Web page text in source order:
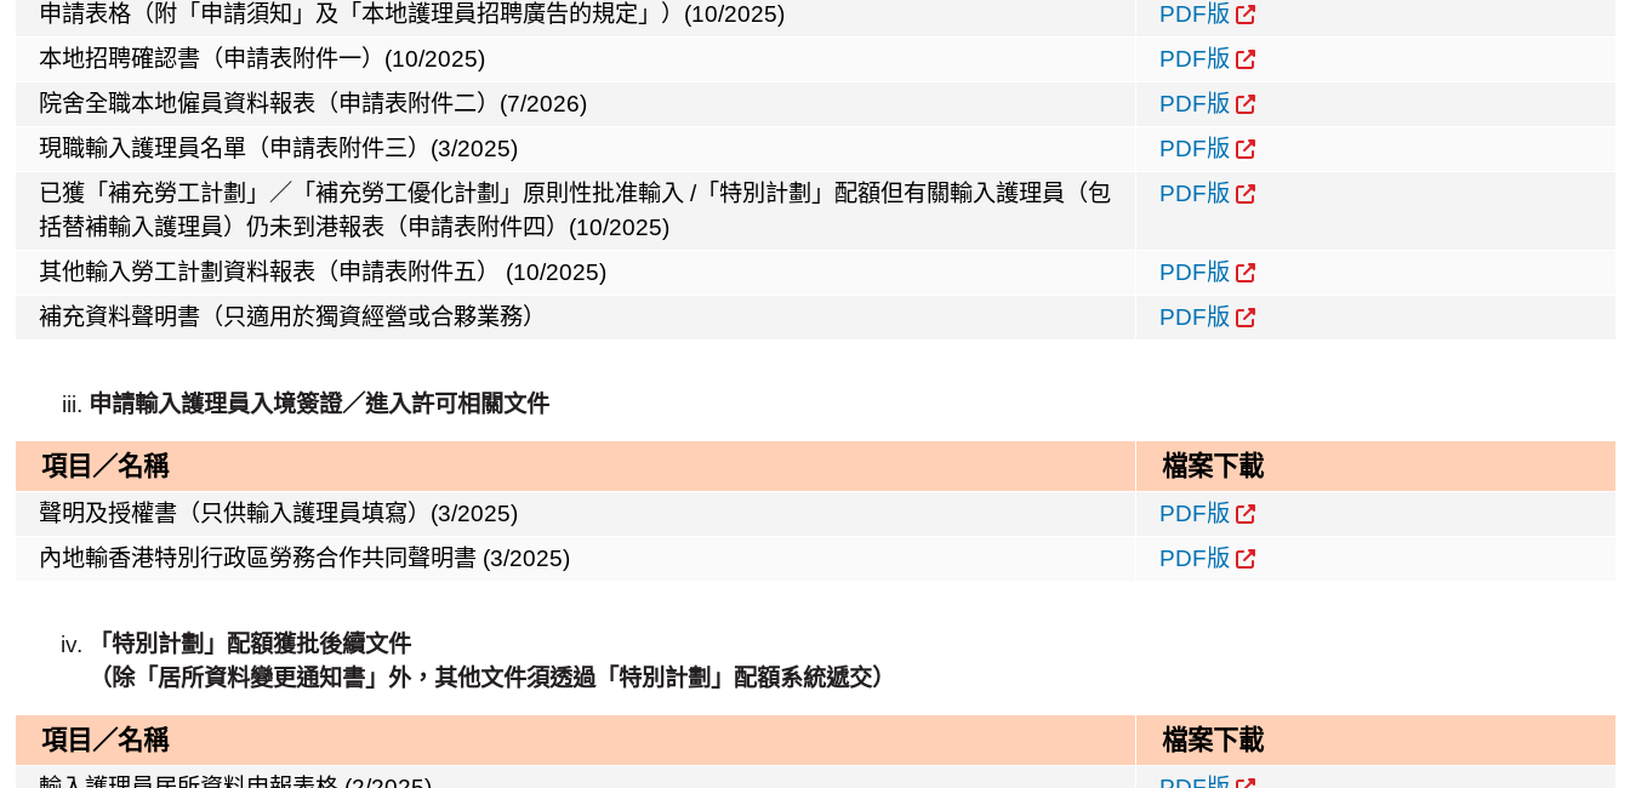
申請表格（附「申請須知」及「本地護理員招聘廣告的規定」）(10/2025)
PDF版
本地招聘確認書（申請表附件一）(10/2025)
PDF版
院舍全職本地僱員資料報表（申請表附件二）(7/2026)
PDF版
現職輸入護理員名單（申請表附件三）(3/2025)
PDF版
已獲「補充勞工計劃」／「補充勞工優化計劃」原則性批准輸入 /「特別計劃」配額但有關輸入護理員（包
括替補輸入護理員）仍未到港報表（申請表附件四）(10/2025)
PDF版
其他輸入勞工計劃資料報表（申請表附件五） (10/2025)
PDF版
補充資料聲明書（只適用於獨資經營或合夥業務）
PDF版
申請輸入護理員入境簽證／進入許可相關文件
項目／名稱 檔案下載
聲明及授權書（只供輸入護理員填寫）(3/2025)
PDF版
內地輸香港特別行政區勞務合作共同聲明書 (3/2025)
PDF版
「特別計劃」配額獲批後續文件
（除「居所資料變更通知書」外，其他文件須透過「特別計劃」配額系統遞交）
項目／名稱 檔案下載